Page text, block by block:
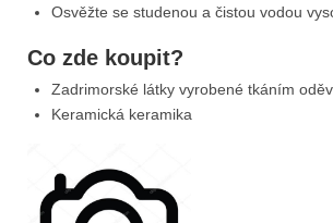
Osvěžte se studenou a čistou vodou
Co zde koupit?
Zadrimorské látky vyrobené tkáním
Keramická keramika